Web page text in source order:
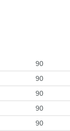
90
90
90
90
90